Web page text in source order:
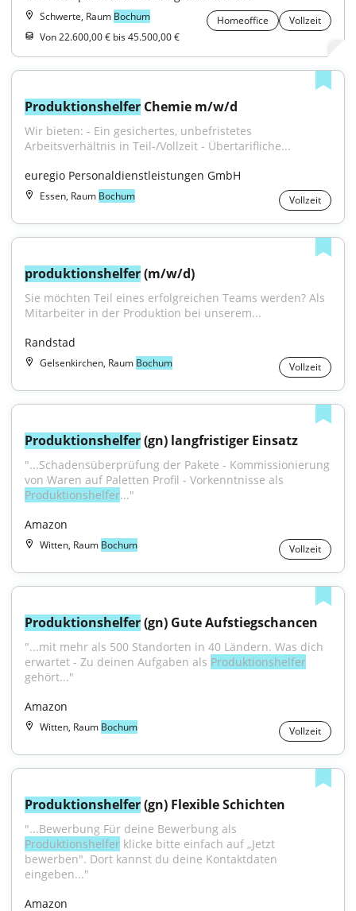
Schwerte, Raum Bochum Homeoffice
Vollzeit
Von 22.600,00 € bis 45.500,00 €
Produktionshelfer Chemie m/w/d
Wir bieten: - Ein gesichertes, unbefristetes
Arbeitsverhältnis in Teil-/Vollzeit - Übertarifliche...
euregio Personaldienstleistungen GmbH
Essen, Raum Bochum Vollzeit
produktionshelfer (m/w/d)
Sie möchten Teil eines erfolgreichen Teams werden? Als
Mitarbeiter in der Produktion bei unserem...
Randstad
Gelsenkirchen, Raum Bochum Vollzeit
Produktionshelfer (gn) langfristiger Einsatz
"...Schadensüberprüfung der Pakete - Kommissionierung
Produktionshelfer..."
Amazon
Witten, Raum Bochum Vollzeit
Produktionshelfer (gn) Gute Aufstiegschancen
"...mit mehr als 500 Standorten in 40 Ländern. Was dich
erwartet - Zu deinen Aufgaben als Produktionshelfer
gehört..."
Amazon
Witten, Raum Bochum Vollzeit
Produktionshelfer (gn) Flexible Schichten
Produktionshelfer klicke bitte einfach auf „Jetzt
bewerben". Dort kannst du deine Kontaktdaten
eingeben..."
Amazon